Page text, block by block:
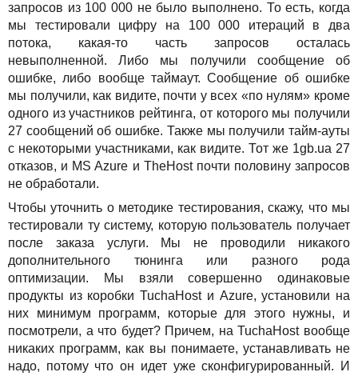
запросов из 100 000 не было выполнено. То есть, когда
мы тестировали цифру на 100 000 итераций в два
потока, какая-то часть запросов осталась
невыполненной. Либо мы получили сообщение об
ошибке, либо вообще таймаут. Сообщение об ошибке
мы получили, как видите, почти у всех «по нулям» кроме
одного из участников рейтинга, от которого мы получили
27 сообщений об ошибке. Также мы получили тайм-ауты
с некоторыми участниками, как видите. Тот же 1gb.ua 27
отказов, и MS Azure и TheHost почти половину запросов
не обработали.
Чтобы уточнить о методике тестирования, скажу, что мы
тестировали ту сиcтему, которую пользователь получает
после заказа услуги. Мы не проводили никакого
дополнительного тюнинга или разного рода
оптимизации. Мы взяли совершенно одинаковые
продукты из коробки TuchaHost и Azure, установили на
них минимум программ, которые для этого нужны, и
посмотрели, а что будет? Причем, на TuchaHost вообще
никаких программ, как вы понимаете, устанавливать не
надо, потому что он идет уже сконфигурированный. И